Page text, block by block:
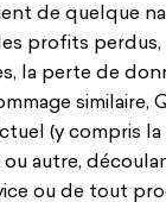
de quelque
profits perdus,
la perte de
similaire,
(y compris la
autre,
ou de tout